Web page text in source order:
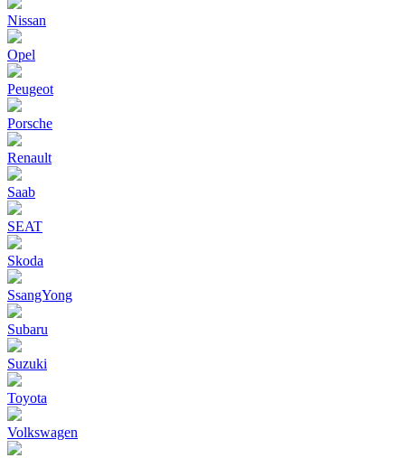
Nissan
Opel
Peugeot
Porsche
Renault
Saab
SEAT
Skoda
SsangYong
Subaru
Suzuki
Toyota
Volkswagen